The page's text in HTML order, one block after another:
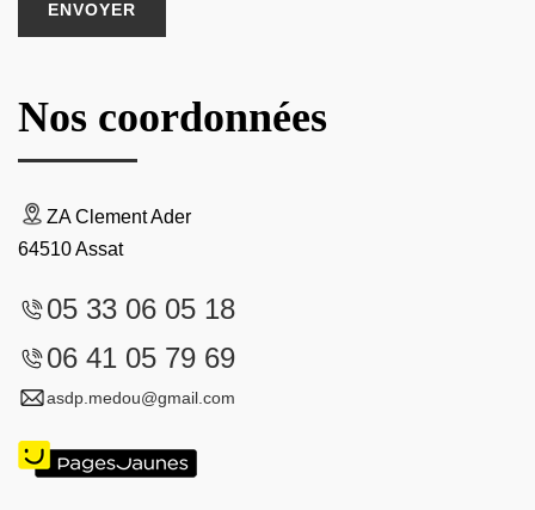
Nos coordonnées
ZA Clement Ader
64510 Assat
05 33 06 05 18
06 41 05 79 69
asdp.medou@gmail.com